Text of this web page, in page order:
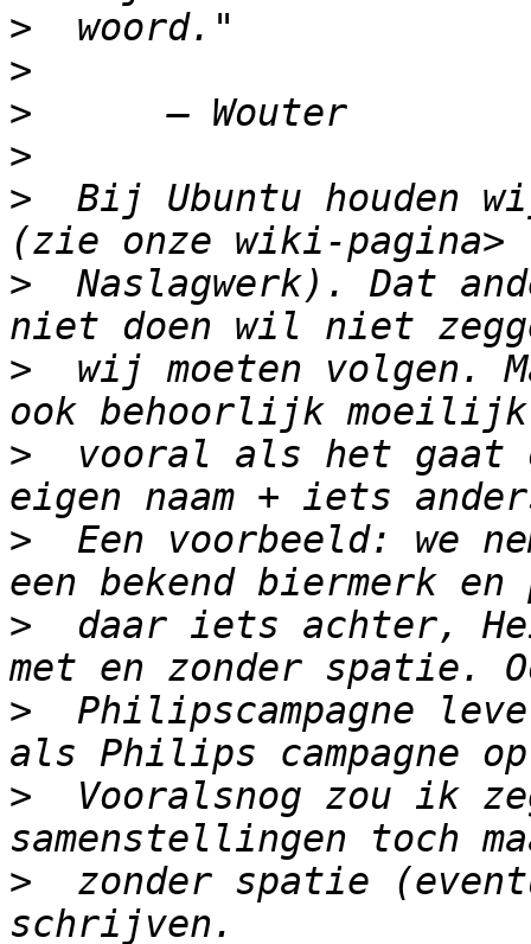
>
>
>
>
>
Bij Ubuntu houden
>
Naslagwerk). Dat
>
wij moeten volgen.
>
vooral als het gaat
>
Een voorbeeld: we
>
daar iets achter,
>
Philipscampagne
>
Vooralsnog zou ik
>
zonder spatie